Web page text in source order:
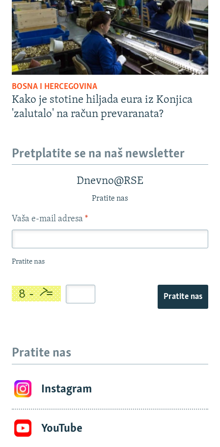
BOSNA I HERCEGOVINA
Kako je stotine hiljada eura iz Konjica
'zalutalo' na račun prevaranata?
Pretplatite se na naš newsletter
Dnevno@RSE
Pratite nas
Vaša e-mail adresa *
Pratite nas
Pratite nas
Pratite nas
Instagram
YouTube